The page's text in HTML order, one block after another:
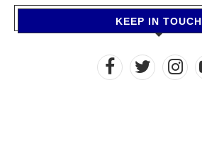
KEEP IN TOUCH